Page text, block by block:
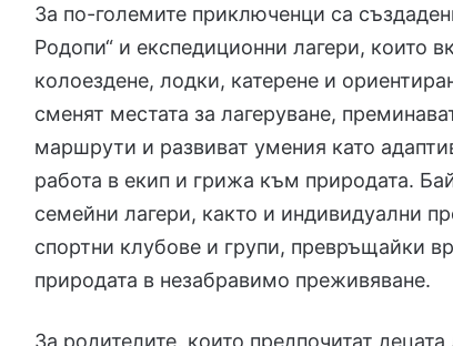
За по-големите приключенци са
Родопи“ и експедиционни лагери, които
колоездене, лодки, катерене и
сменят местата за лагеруване,
маршрути и развиват умения като
работа в екип и грижа към природата.
семейни лагери, както и индивидуални
спортни клубове и групи, превръщайки
природата в незабравимо преживяване.
За родителите, които предпочитат децата